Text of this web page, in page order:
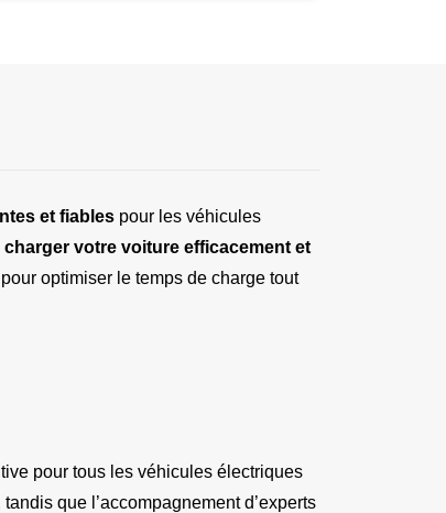
et fiables pour les véhicules
charger votre voiture efficacement et
optimiser le temps de charge tout
pour tous les véhicules électriques
tandis que l’accompagnement d’experts